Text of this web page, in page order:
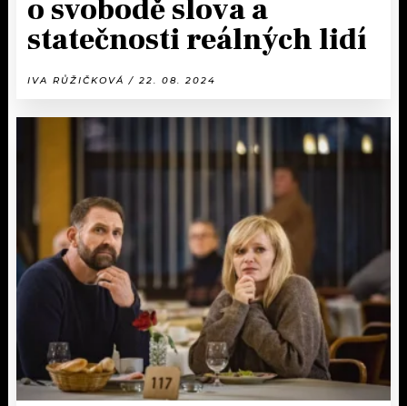
OSTATNÍ
o svobodě slova a
statečnosti reálných lidí
IVA RŮŽIČKOVÁ / 22. 08. 2024